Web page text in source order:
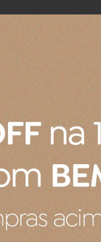
se tem mais dessa cor
cm